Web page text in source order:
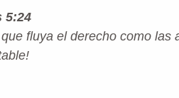
5:24
que fluya el derecho como